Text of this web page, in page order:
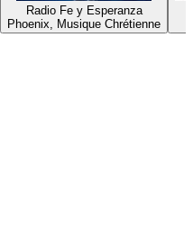
Radio Fe y Esperanza
Phoenix, Musique Chrétienne